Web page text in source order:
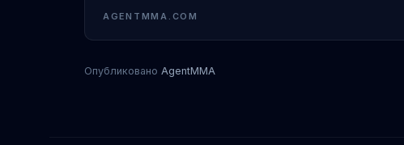
AGENTMMA.COM
Опубликовано AgentMMA